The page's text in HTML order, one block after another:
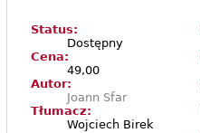
Status:
Dostępny
Cena:
49,00
Autor:
Joann Sfar
Tłumacz:
Wojciech Birek